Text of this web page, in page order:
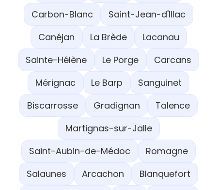
Carbon-Blanc
Saint-Jean-d'Illac
Canéjan
La Brède
Lacanau
Sainte-Hélène
Le Porge
Carcans
Mérignac
Le Barp
Sanguinet
Biscarrosse
Gradignan
Talence
Martignas-sur-Jalle
Saint-Aubin-de-Médoc
Romagne
Salaunes
Arcachon
Blanquefort